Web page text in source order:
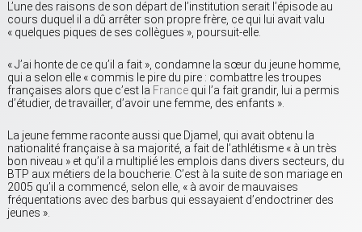
L’une des raisons de son départ de l’institution serait l’épisode au
cours duquel il a dû arrêter son propre frère, ce qui lui avait valu
« quelques piques de ses collègues », poursuit-elle.
« J’ai honte de ce qu’il a fait », condamne la sœur du jeune homme,
qui a selon elle « commis le pire du pire : combattre les troupes
françaises alors que c’est la France qui l’a fait grandir, lui a permis
d’étudier, de travailler, d’avoir une femme, des enfants ».
La jeune femme raconte aussi que Djamel, qui avait obtenu la
nationalité française à sa majorité, a fait de l’athlétisme « à un très
bon niveau » et qu’il a multiplié les emplois dans divers secteurs, du
BTP aux métiers de la boucherie. C’est à la suite de son mariage en
2005 qu’il a commencé, selon elle, « à avoir de mauvaises
fréquentations avec des barbus qui essayaient d’endoctriner des
jeunes ».